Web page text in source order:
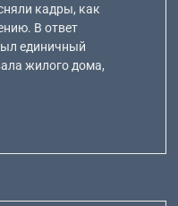
кадры, как
В ответ
единичный
жилого дома,